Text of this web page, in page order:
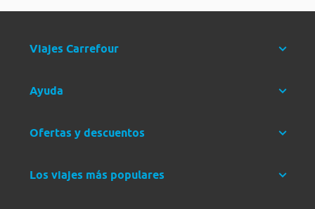
Viajes Carrefour
Ayuda
Ofertas y descuentos
Los viajes más populares